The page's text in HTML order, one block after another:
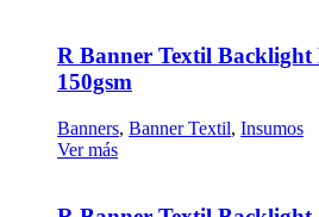
R Banner Textil
150gsm
Banners, Banner Textil, Insumos
Ver más